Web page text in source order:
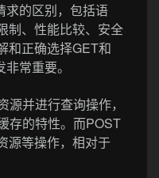
求的区别，包括语
制、性能比较、安全
和正确选择GET和
常重要。
并进行查询操作，
存的特性。而POST
源等操作，相对于